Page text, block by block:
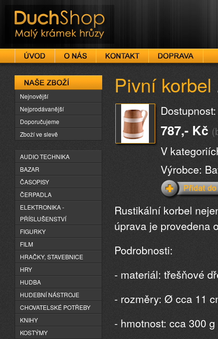
DuchShop
Pivní
787,- Kč
V
Výrobce:
Rustikální korbel
úprava je provedena
Podrobnosti:
- materiál: třešňové
- rozměry: Ø cca 11
- hmotnost: cca 300 g
Naše zboží
Nejnovější
Nejprodávanější
Doporučujeme
Zboží ve slevě
AUDIO TECHNIKA
BAZAR
ČASOPISY
ČERPADLA
ELEKTRONIKA -
PŘÍSLUŠENSTVÍ
FIGURKY
FILM
HRAČKY, STAVEBNICE
HRY
HUDBA
HUDEBNÍ NÁSTROJE
CHOVATELSKÉ POTŘEBY
KNIHY
KOSTÝMY